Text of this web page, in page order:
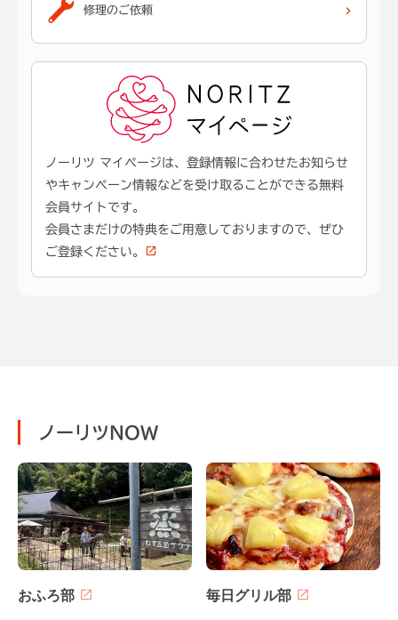
修理のご依頼
ノーリツ マイページは、登録情報に合わせたお知らせ
やキャンペーン情報などを受け取ることができる無料
会員サイトです。
会員さまだけの特典をご用意しておりますので、ぜひ
ご登録ください。
ノーリツNOW
おふろ部 毎日グリル部